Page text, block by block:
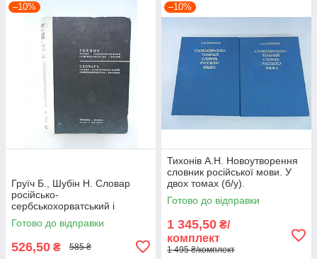
–10%
Груїч Б., Шубін Н. Словар
російсько-
сербськохорватський і
сербськохорватско-
російський (б/у).
Готово до відправки
526,50 ₴ 585 ₴
–10%
Тихонів А.Н. Новоутворення
словник російської мови. У
двох томах (б/у).
Готово до відправки
1 345,50 ₴/
комплект
1 495 ₴/комплект